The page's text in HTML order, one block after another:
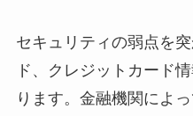
セキュリティの弱点を
ド、クレジットカード
ります。金融機関によ